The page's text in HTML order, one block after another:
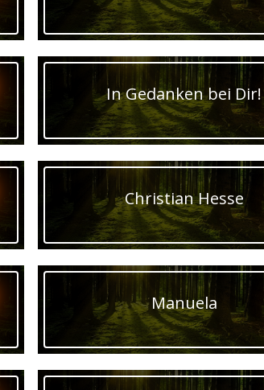
In Gedanken bei Dir!
Christian Hesse
Manuela